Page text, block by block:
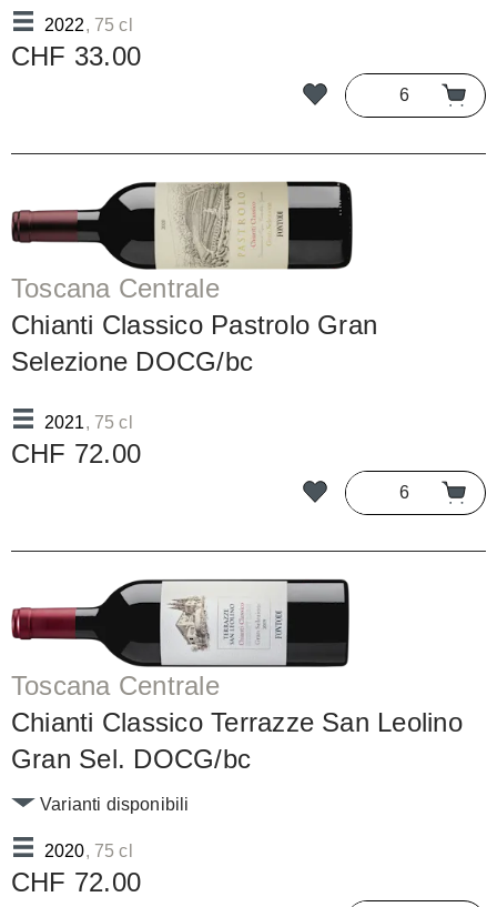
2022, 75 cl
CHF 33.00
Toscana Centrale
Chianti Classico Pastrolo Gran
Selezione DOCG/bc
2021, 75 cl
CHF 72.00
Toscana Centrale
Chianti Classico Terrazze San Leolino
Gran Sel. DOCG/bc
2020, 75 cl
Varianti disponibili
CHF 72.00